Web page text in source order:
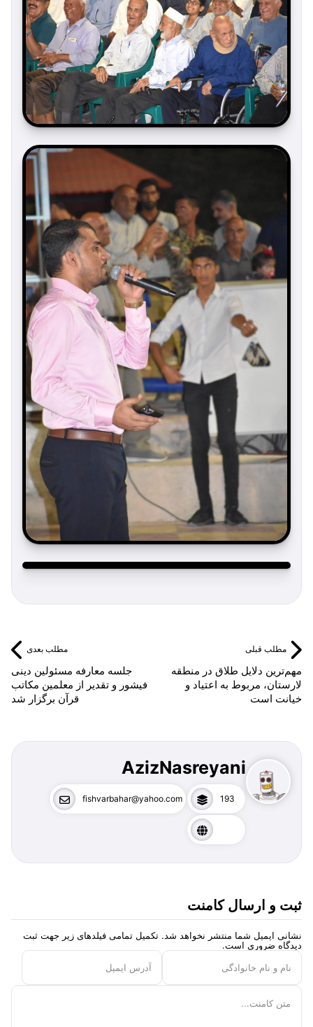
مطلب قبلی
مهم‌ترین دلایل طلاق در منطقه
لارستان، مربوط به اعتیاد و
خیانت است
مطلب بعدی
جلسه معارفه مسئولین دینی
فیشور و تقدیر از معلمین مکاتب
قرآن برگزار شد
AzizNasreyani
193
fishvarbahar@yahoo.com
ثبت و ارسال کامنت
نشانی ایمیل شما منتشر نخواهد شد. تکمیل تمامی فیلد‌های زیر جهت ثبت
دیدگاه ضروری است.
نام و نام خانوادگی
آدرس ایمیل
متن کامنت...